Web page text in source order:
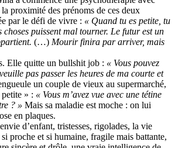
proximité des prénoms de ces deux
par le défi de vivre : « Quand tu es petite, tu
choses puissent mal tourner. Le futur est un
(…) Mourir finira par arriver, mais
Elle quitte un bullshit job : « Vous pouvez
pas passer les heures de ma courte et
un couple de vieux au supermarché,
» : « Vous m’avez vue avec une tétine
? » Mais sa maladie est moche : on lui
en plaques.
d’enfant, tristesses, rigolades, la vie
proche et si humaine, fragile mais battante,